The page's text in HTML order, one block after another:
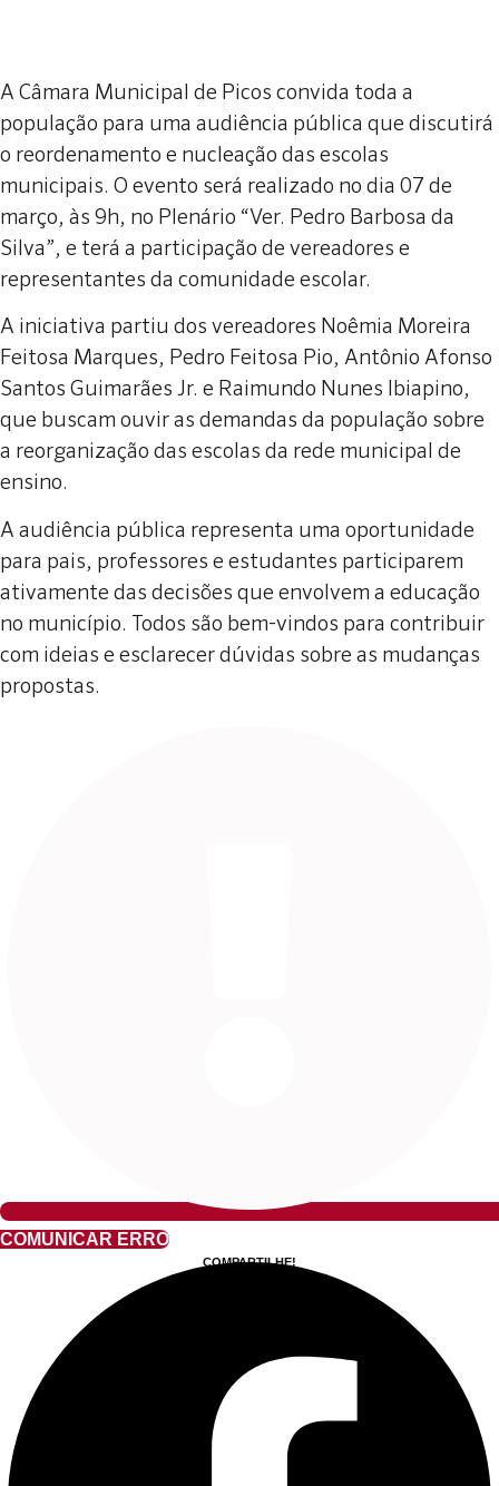
A Câmara Municipal de Picos convida toda a
população para uma audiência pública que discutirá
o reordenamento e nucleação das escolas
municipais. O evento será realizado no dia 07 de
março, às 9h, no Plenário “Ver. Pedro Barbosa da
Silva”, e terá a participação de vereadores e
representantes da comunidade escolar.
A iniciativa partiu dos vereadores Noêmia Moreira
Feitosa Marques, Pedro Feitosa Pio, Antônio Afonso
Santos Guimarães Jr. e Raimundo Nunes Ibiapino,
que buscam ouvir as demandas da população sobre
a reorganização das escolas da rede municipal de
ensino.
A audiência pública representa uma oportunidade
para pais, professores e estudantes participarem
ativamente das decisões que envolvem a educação
no município. Todos são bem-vindos para contribuir
com ideias e esclarecer dúvidas sobre as mudanças
propostas.
COMUNICAR ERRO
COMPARTILHE!